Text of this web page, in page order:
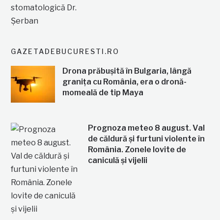
GAZETADEBUCURESTI.RO
Drona prăbușită în Bulgaria, lângă
granița cu România, era o dronă-
momeală de tip Maya
Prognoza meteo 8 august. Val
de căldură și furtuni violente în
România. Zonele lovite de
caniculă și vijelii